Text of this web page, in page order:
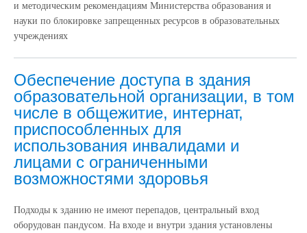
и методическим рекомендациям Министерства образования и
науки по блокировке запрещенных ресурсов в образовательных
учреждениях
Обеспечение доступа в здания
образовательной организации, в том
числе в общежитие, интернат,
приспособленных для
использования инвалидами и
лицами с ограниченными
возможностями здоровья
Подходы к зданию не имеют перепадов, центральный вход
оборудован пандусом. На входе и внутри здания установлены